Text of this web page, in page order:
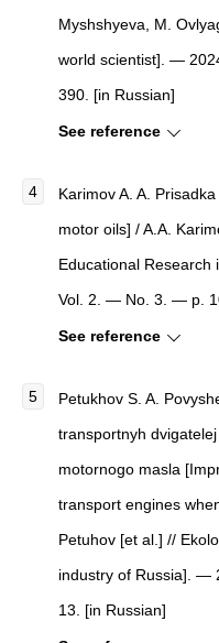
Myshshyeva, M.
world scientist]. —
390. [in Russian]
See reference
Karimov A. A.
motor oils] / A.A.
Educational
Vol. 2. — No. 3. — p.
See reference
Petukhov S. A.
transportnyh
motornogo masla
transport engines
Petuhov [et al.] //
industry of Russia].
13. [in Russian]